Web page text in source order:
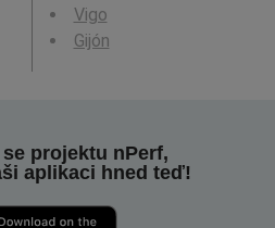
Vigo
Gijón
projektu nPerf,
aplikaci hned teď!